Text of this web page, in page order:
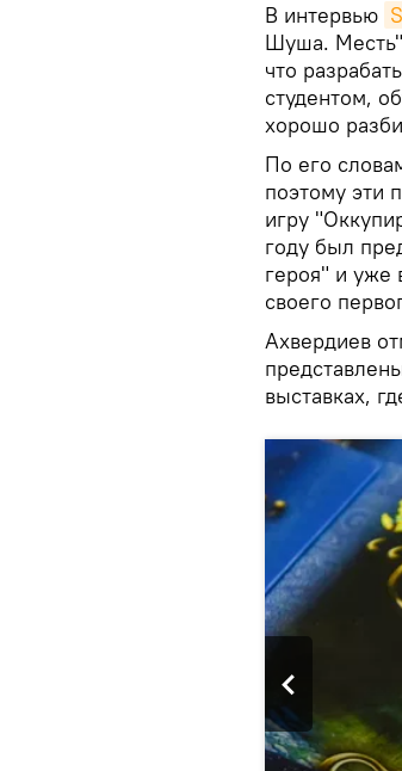
В интервью
Шуша.
что
студентом,
хорошо
По его
поэтому эти
игру
году был
героя" и уже
своего
Ахвердиев
выставках,